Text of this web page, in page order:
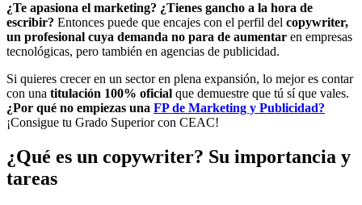
¿Te apasiona el marketing? ¿Tienes gancho a la hora de
escribir? Entonces puede que encajes con el perfil del copywriter,
un profesional cuya demanda no para de aumentar en empresas
tecnológicas, pero también en agencias de publicidad.
Si quieres crecer en un sector en plena expansión, lo mejor es contar
con una titulación 100% oficial que demuestre que tú sí que vales.
¿Por qué no empiezas una FP de Marketing y Publicidad?
¡Consigue tu Grado Superior con CEAC!
¿Qué es un copywriter? Su importancia y
tareas